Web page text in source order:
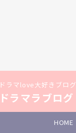
ドラマlove大好きブログ
ドラマラブログ
HOME